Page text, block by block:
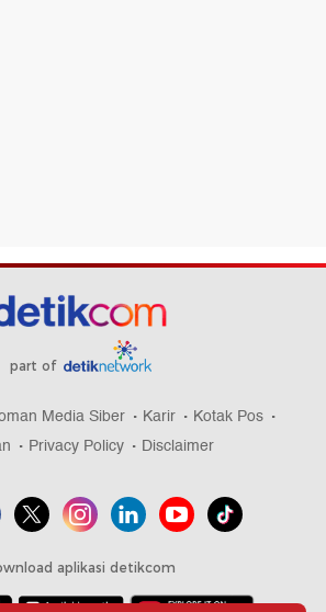
part of
Media Siber Karir
Kotak Pos
Privacy Policy Disclaimer
aplikasi detikcom